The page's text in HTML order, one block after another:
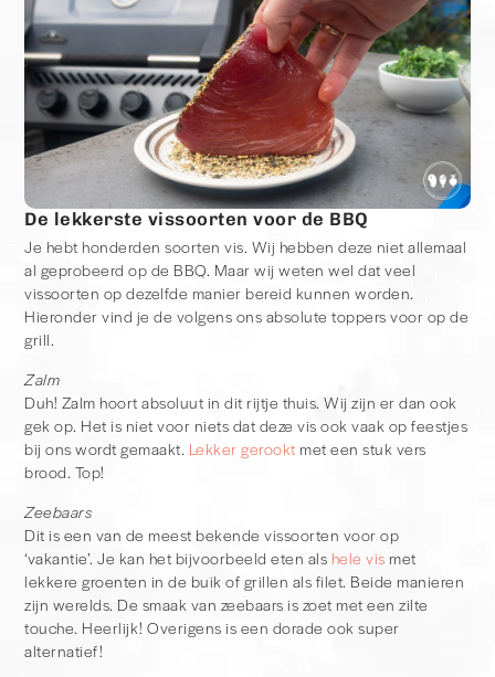
De lekkerste vissoorten voor de BBQ
Je hebt honderden soorten vis. Wij hebben deze niet allemaal
al geprobeerd op de BBQ. Maar wij weten wel dat veel
vissoorten op dezelfde manier bereid kunnen worden.
Hieronder vind je de volgens ons absolute toppers voor op de
grill.
Zalm
Duh! Zalm hoort absoluut in dit rijtje thuis. Wij zijn er dan ook
gek op. Het is niet voor niets dat deze vis ook vaak op feestjes
bij ons wordt gemaakt. Lekker gerookt met een stuk vers
brood. Top!
Zeebaars
Dit is een van de meest bekende vissoorten voor op
‘vakantie’. Je kan het bijvoorbeeld eten als hele vis met
lekkere groenten in de buik of grillen als filet. Beide manieren
zijn werelds. De smaak van zeebaars is zoet met een zilte
touche. Heerlijk! Overigens is een dorade ook super
alternatief!